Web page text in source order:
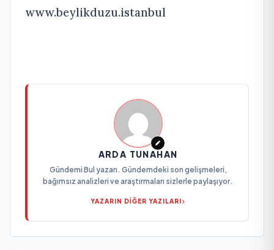
www.beylikduzu.istanbul
ARDA TUNAHAN
Gündemi Bul yazarı. Gündemdeki son gelişmeleri,
bağımsız analizleri ve araştırmaları sizlerle paylaşıyor.
YAZARIN DİĞER YAZILARI